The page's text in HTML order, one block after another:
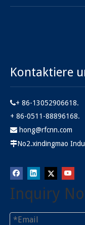
Kontaktiere
+ 86-13052906618.
+ 86-0511-88896168.
 hong@rfcnn.com
No2.xindingmao
Inquiry